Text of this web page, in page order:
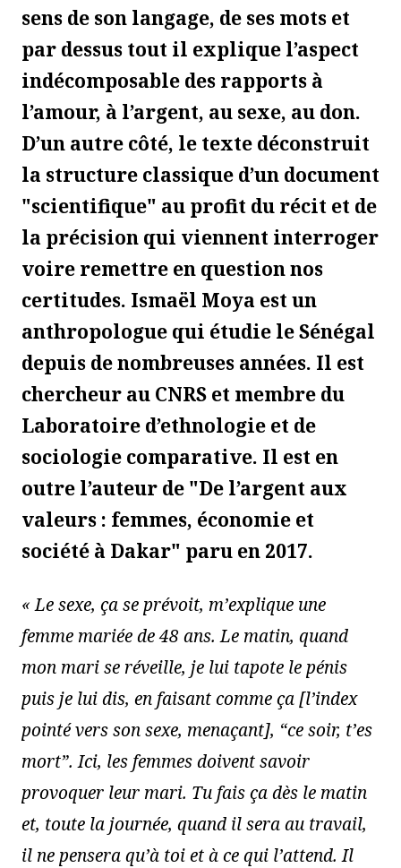
sens de son langage, de ses mots et
par dessus tout il explique l’aspect
indécomposable des rapports à
l’amour, à l’argent, au sexe, au don.
D’un autre côté, le texte déconstruit
la structure classique d’un document
"scientifique" au profit du récit et de
la précision qui viennent interroger
voire remettre en question nos
certitudes. Ismaël Moya est un
anthropologue qui étudie le Sénégal
depuis de nombreuses années. Il est
chercheur au CNRS et membre du
Laboratoire d’ethnologie et de
sociolo­gie comparative. Il est en
outre l’auteur de "De l’argent aux
valeurs : femmes, économie et
société à Dakar" paru en 2017.
« Le sexe, ça se prévoit, m’explique une
femme mariée de 48 ans. Le matin, quand
mon mari se réveille, je lui tapote le pénis
puis je lui dis, en faisant comme ça [l’index
pointé vers son sexe, menaçant], “ce soir, t’es
mort”. Ici, les femmes doivent savoir
provoquer leur mari. Tu fais ça dès le matin
et, toute la journée, quand il sera au travail,
il ne pensera qu’à toi et à ce qui l’attend. Il